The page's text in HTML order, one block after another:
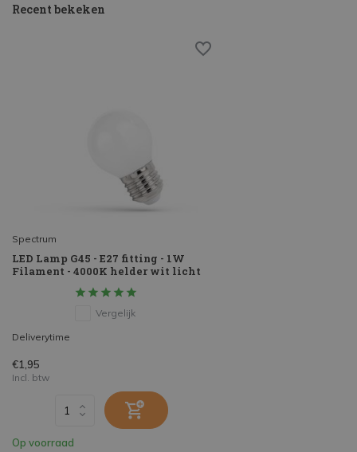
Recent bekeken
Spectrum
LED Lamp G45 - E27 fitting - 1W
Filament - 4000K helder wit licht
Vergelijk
Deliverytime
€1,95
Incl. btw
Op voorraad